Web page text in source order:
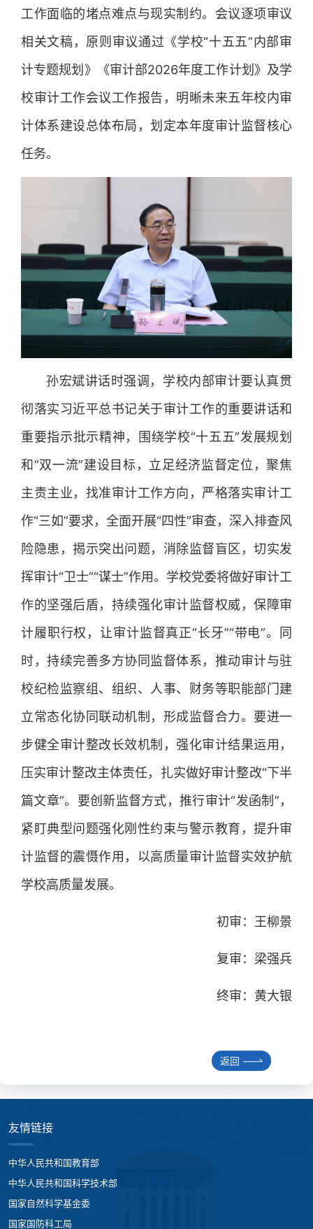
工作面临的堵点难点与现实制约。会议逐项审议
相关文稿，原则审议通过《学校“十五五”内部审
计专题规划》《审计部2026年度工作计划》及学
校审计工作会议工作报告，明晰未来五年校内审
计体系建设总体布局，划定本年度审计监督核心
任务。
孙宏斌讲话时强调，学校内部审计要认真贯
彻落实习近平总书记关于审计工作的重要讲话和
重要指示批示精神，围绕学校“十五五”发展规划
和“双一流”建设目标，立足经济监督定位，聚焦
主责主业，找准审计工作方向，严格落实审计工
作“三如”要求，全面开展“四性”审查，深入排查风
险隐患，揭示突出问题，消除监督盲区，切实发
挥审计“卫士”“谋士”作用。学校党委将做好审计工
作的坚强后盾，持续强化审计监督权威，保障审
计履职行权，让审计监督真正“长牙”“带电”。同
时，持续完善多方协同监督体系，推动审计与驻
校纪检监察组、组织、人事、财务等职能部门建
立常态化协同联动机制，形成监督合力。要进一
步健全审计整改长效机制，强化审计结果运用，
压实审计整改主体责任，扎实做好审计整改“下半
篇文章”。要创新监督方式，推行审计“发函制”，
紧盯典型问题强化刚性约束与警示教育，提升审
计监督的震慑作用，以高质量审计监督实效护航
学校高质量发展。
初审：王柳景
复审：梁强兵
终审：黄大银
返回
友情链接
中华人民共和国教育部
中华人民共和国科学技术部
国家自然科学基金委
国家国防科工局